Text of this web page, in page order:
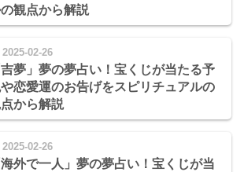
観点から解説
2025-02-26
吉夢」夢の夢占い！宝くじが当たる予
恋愛運のお告げをスピリチュアルの
から解説
2025-02-26
海外で一人」夢の夢占い！宝くじが当